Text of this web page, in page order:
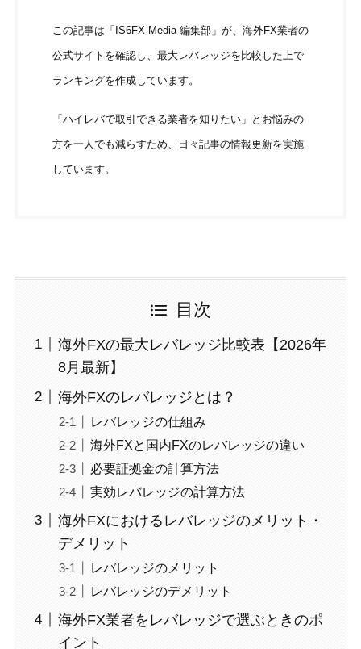
この記事は「IS6FX Media 編集部」が、海外FX業者の
公式サイトを確認し、最大レバレッジを比較した上で
ランキングを作成しています。
「ハイレバで取引できる業者を知りたい」とお悩みの
方を一人でも減らすため、日々記事の情報更新を実施
しています。
目次
海外FXの最大レバレッジ比較表【2026年
8月最新】
海外FXのレバレッジとは？
レバレッジの仕組み
海外FXと国内FXのレバレッジの違い
必要証拠金の計算方法
実効レバレッジの計算方法
海外FXにおけるレバレッジのメリット・
デメリット
レバレッジのメリット
レバレッジのデメリット
海外FX業者をレバレッジで選ぶときのポ
イント